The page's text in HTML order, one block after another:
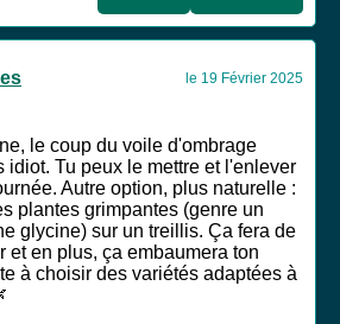
le 19 Février 2025
le coup du voile d'ombrage
idiot. Tu peux le mettre et l'enlever
Autre option, plus naturelle :
plantes grimpantes (genre un
glycine) sur un treillis. Ça fera de
et en plus, ça embaumera ton
à choisir des variétés adaptées à